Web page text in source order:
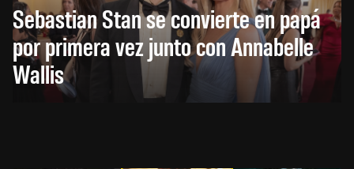
Sebastian Stan se convierte en papá
por primera vez junto con Annabelle
Wallis